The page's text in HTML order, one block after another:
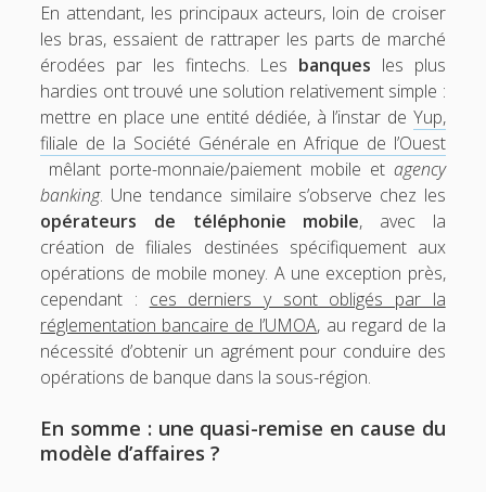
En attendant, les principaux acteurs, loin de croiser
les bras, essaient de rattraper les parts de marché
érodées par les fintechs. Les banques les plus
hardies ont trouvé une solution relativement simple :
mettre en place une entité dédiée, à l’instar de Yup,
filiale de la Société Générale en Afrique de l’Ouest
mêlant porte-monnaie/paiement mobile et agency
banking. Une tendance similaire s’observe chez les
opérateurs de téléphonie mobile, avec la
création de filiales destinées spécifiquement aux
opérations de mobile money. A une exception près,
cependant : ces derniers y sont obligés par la
réglementation bancaire de l’UMOA, au regard de la
nécessité d’obtenir un agrément pour conduire des
opérations de banque dans la sous-région.
En somme : une quasi-remise en cause du
modèle d’affaires ?